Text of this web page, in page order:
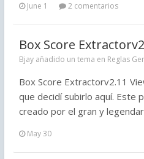
June 1 2 comentarios
Box Score
Bjay añadido un tema en Reglas
Box Score Extractorv2.11
que decidí subirlo aquí. Este
creado por el gran y
May 30